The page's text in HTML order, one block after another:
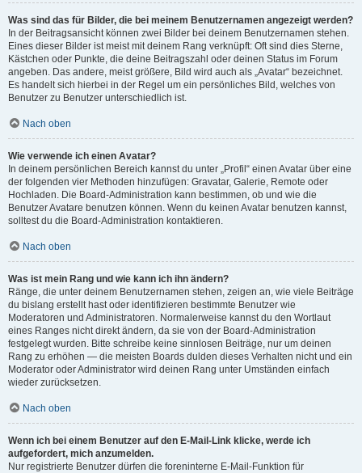
Was sind das für Bilder, die bei meinem Benutzernamen angezeigt werden?
In der Beitragsansicht können zwei Bilder bei deinem Benutzernamen stehen.
Eines dieser Bilder ist meist mit deinem Rang verknüpft: Oft sind dies Sterne,
Kästchen oder Punkte, die deine Beitragszahl oder deinen Status im Forum
angeben. Das andere, meist größere, Bild wird auch als „Avatar“ bezeichnet.
Es handelt sich hierbei in der Regel um ein persönliches Bild, welches von
Benutzer zu Benutzer unterschiedlich ist.
Nach oben
Wie verwende ich einen Avatar?
In deinem persönlichen Bereich kannst du unter „Profil“ einen Avatar über eine
der folgenden vier Methoden hinzufügen: Gravatar, Galerie, Remote oder
Hochladen. Die Board-Administration kann bestimmen, ob und wie die
Benutzer Avatare benutzen können. Wenn du keinen Avatar benutzen kannst,
solltest du die Board-Administration kontaktieren.
Nach oben
Was ist mein Rang und wie kann ich ihn ändern?
Ränge, die unter deinem Benutzernamen stehen, zeigen an, wie viele Beiträge
du bislang erstellt hast oder identifizieren bestimmte Benutzer wie
Moderatoren und Administratoren. Normalerweise kannst du den Wortlaut
eines Ranges nicht direkt ändern, da sie von der Board-Administration
festgelegt wurden. Bitte schreibe keine sinnlosen Beiträge, nur um deinen
Rang zu erhöhen — die meisten Boards dulden dieses Verhalten nicht und ein
Moderator oder Administrator wird deinen Rang unter Umständen einfach
wieder zurücksetzen.
Nach oben
Wenn ich bei einem Benutzer auf den E-Mail-Link klicke, werde ich
aufgefordert, mich anzumelden.
Nur registrierte Benutzer dürfen die foreninterne E-Mail-Funktion für